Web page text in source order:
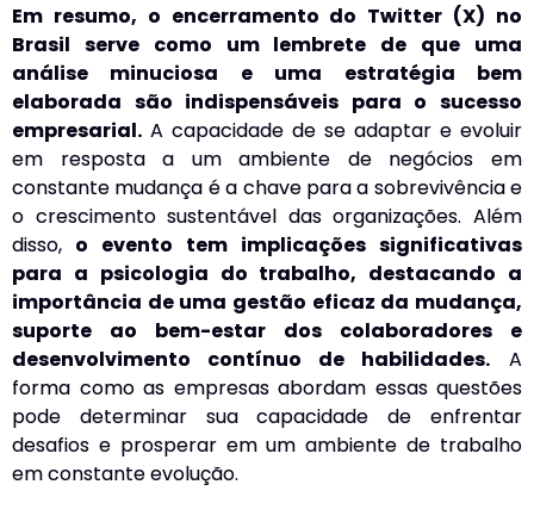
Em resumo, o encerramento do Twitter (X) no
Brasil serve como um lembrete de que uma
análise minuciosa e uma estratégia bem
elaborada são indispensáveis para o sucesso
empresarial. A capacidade de se adaptar e evoluir
em resposta a um ambiente de negócios em
constante mudança é a chave para a sobrevivência e
o crescimento sustentável das organizações. Além
disso, o evento tem implicações significativas
para a psicologia do trabalho, destacando a
importância de uma gestão eficaz da mudança,
suporte ao bem-estar dos colaboradores e
desenvolvimento contínuo de habilidades. A
forma como as empresas abordam essas questões
pode determinar sua capacidade de enfrentar
desafios e prosperar em um ambiente de trabalho
em constante evolução.